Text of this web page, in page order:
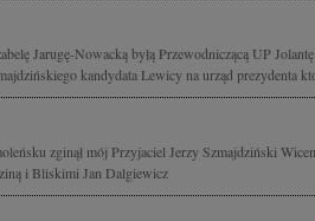
Jarugę-Nowacką byłą Przewodniczącą UP
kandydata Lewicy na urząd prezydenta
zginął mój Przyjaciel Jerzy Szmajdziński
i Bliskimi Jan Dalgiewicz